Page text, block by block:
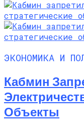
ЭКОНОМИКА И
Кабмин
Объекты